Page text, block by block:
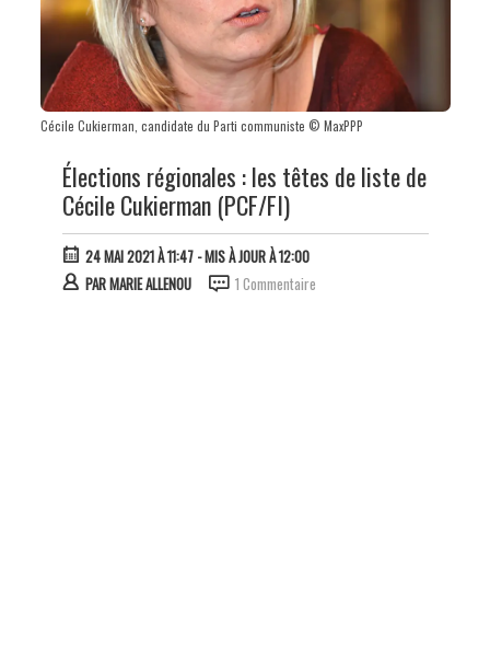
Cécile Cukierman, candidate du Parti communiste © MaxPPP
Élections régionales : les têtes de liste de
Cécile Cukierman (PCF/FI)
24 MAI 2021 À 11:47- MIS À JOUR À 12:00
PARMARIE ALLENOU 1 Commentaire